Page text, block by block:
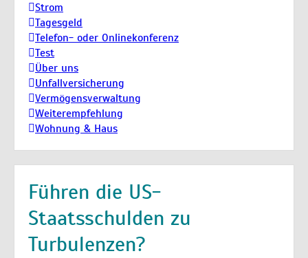
Strom
Tagesgeld
Telefon- oder Onlinekonferenz
Test
Über uns
Unfallversicherung
Vermögensverwaltung
Weiterempfehlung
Wohnung & Haus
Führen die US-
Staatsschulden zu
Turbulenzen?